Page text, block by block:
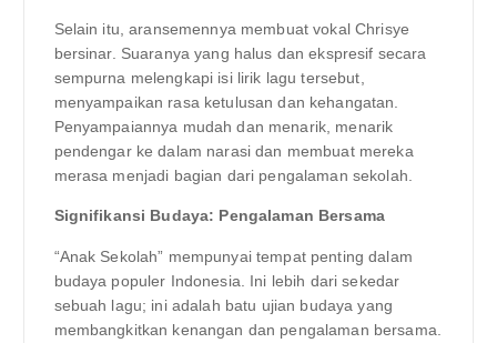
Selain itu, aransemennya membuat vokal Chrisye
bersinar. Suaranya yang halus dan ekspresif secara
sempurna melengkapi isi lirik lagu tersebut,
menyampaikan rasa ketulusan dan kehangatan.
Penyampaiannya mudah dan menarik, menarik
pendengar ke dalam narasi dan membuat mereka
merasa menjadi bagian dari pengalaman sekolah.
Signifikansi Budaya: Pengalaman Bersama
“Anak Sekolah” mempunyai tempat penting dalam
budaya populer Indonesia. Ini lebih dari sekedar
sebuah lagu; ini adalah batu ujian budaya yang
membangkitkan kenangan dan pengalaman bersama.